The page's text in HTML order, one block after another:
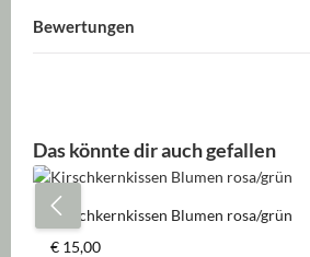
Bewertungen
Produktgalerie überspringen
Das könnte dir auch gefallen
Kirschkernkissen Blumen rosa/grün
Regulärer Preis:
€ 15,00